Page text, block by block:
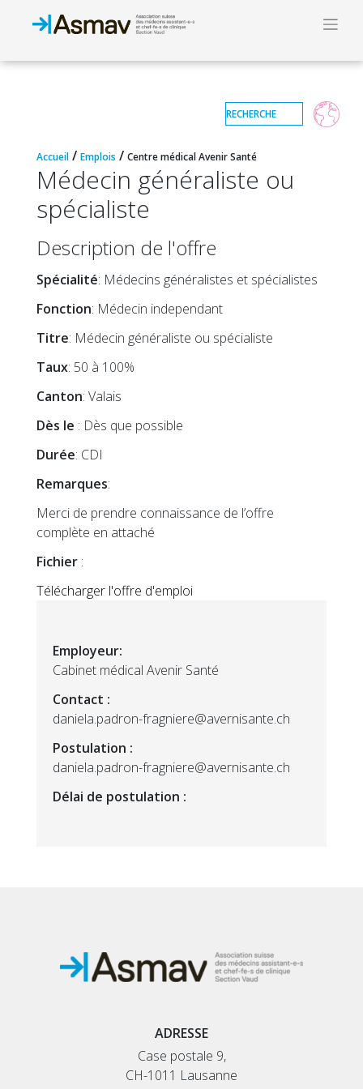
Accueil / Emplois / Centre médical Avenir Santé
Médecin généraliste ou
spécialiste
Description de l'offre
Spécialité: Médecins généralistes et spécialistes
Fonction: Médecin independant
Titre: Médecin généraliste ou spécialiste
Taux: 50 à 100%
Canton: Valais
Dès le : Dès que possible
Durée: CDI
Remarques:
Merci de prendre connaissance de l’offre
complète en attaché
Fichier :
Télécharger l'offre d'emploi
Employeur:
Cabinet médical Avenir Santé
Contact :
daniela.padron-fragniere@avernisante.ch
Postulation :
daniela.padron-fragniere@avernisante.ch
Délai de postulation :
ADRESSE
Case postale 9,
CH-1011 Lausanne